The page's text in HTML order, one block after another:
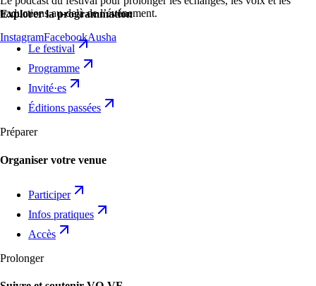
traductions au-delà de l’événement.
InstagramFacebookAusha
Explorer la programmation
Le festival
Programme
Invité·es
Éditions passées
Préparer
Organiser votre venue
Participer
Infos pratiques
Accès
Prolonger